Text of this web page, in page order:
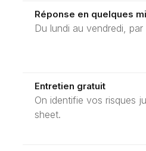
Réponse en quelques
Du lundi au vendredi,
Entretien gratuit
On identifie vos risques
sheet.